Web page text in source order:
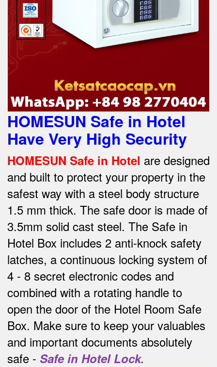
HOMESUN Safe in Hotel
Have Very High Security
HOMESUN Safe in Hotel are designed
and built to protect your property in the
safest way with a steel body structure
1.5 mm thick. The safe door is made of
3.5mm solid cast steel. The Safe in
Hotel Box includes 2 anti-knock safety
latches, a continuous locking system of
4 - 8 secret electronic codes and
combined with a rotating handle to
open the door of the Hotel Room Safe
Box. Make sure to keep your valuables
and important documents absolutely
safe - Safe in Hotel Lock.